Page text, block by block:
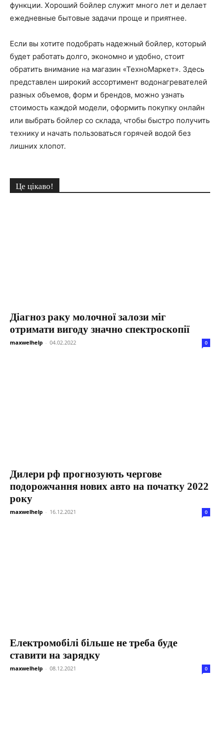
функции. Хороший бойлер служит много лет и делает
ежедневные бытовые задачи проще и приятнее.
Если вы хотите подобрать надежный бойлер, который
будет работать долго, экономно и удобно, стоит
обратить внимание на магазин «ТехноМаркет». Здесь
представлен широкий ассортимент водонагревателей
разных объемов, форм и брендов, можно узнать
стоимость каждой модели, оформить покупку онлайн
или выбрать бойлер со склада, чтобы быстро получить
технику и начать пользоваться горячей водой без
лишних хлопот.
Це цікаво!
Діагноз раку молочної залози міг
отримати вигоду значно спектроскопії
maxwelhelp - 04.02.2022 0
Дилери рф прогнозують чергове
подорожчання нових авто на початку 2022
року
maxwelhelp - 16.12.2021 0
Електромобілі більше не треба буде
ставити на зарядку
maxwelhelp - 08.12.2021 0